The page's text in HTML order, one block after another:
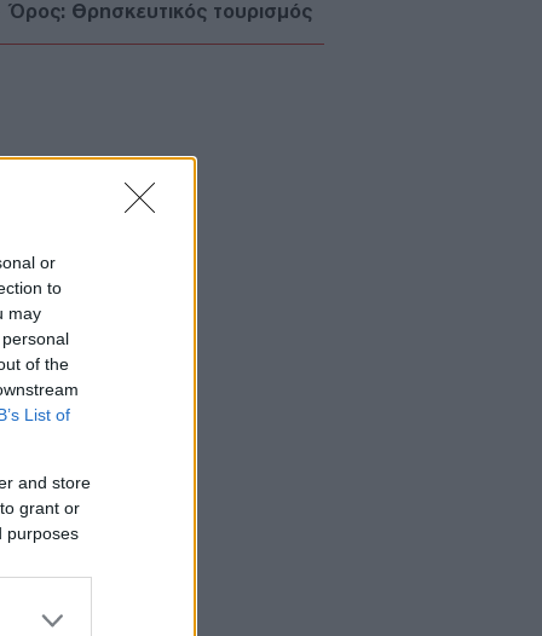
or
to
may
of the
List of
and store
grant or
purposes
Όρος: Θρησκευτικός τουρισμός
- Δε θα χρειάζονται παρά
«Τώρα είναι η καλύτερη
για συμφωνία – «Να βγούμε
ούτε πόλεμος ούτε ειρήνη»
08/26 - 08:37
Μη επανδρωμένα
09/08/26 - 08:23
στη λεωφόρο Αθηνών-
Μηχανή της ΔΙΑΣ